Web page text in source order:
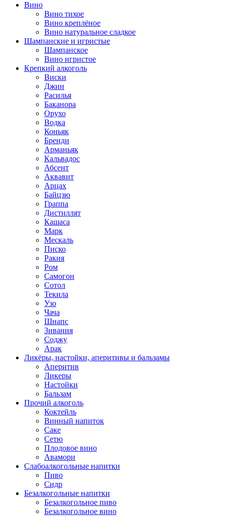
Вино
Вино тихое
Вино креплёное
Вино натуральное сладкое
Шампанские и игристые
Шампанское
Вино игристое
Крепкий алкоголь
Виски
Джин
Расилья
Баканора
Орухо
Водка
Коньяк
Бренди
Арманьяк
Кальвадос
Абсент
Аквавит
Арцах
Байцзю
Граппа
Дистиллят
Кашаса
Марк
Мескаль
Писко
Ракия
Ром
Самогон
Сотол
Текила
Узо
Чача
Шнапс
Зивания
Соджу
Арак
Ликёры, настойки, аперитивы и бальзамы
Аперитив
Ликеры
Настойки
Бальзам
Прочий алкоголь
Коктейль
Винный напиток
Саке
Сетю
Плодовое вино
Авамори
Слабоалкогольные напитки
Пиво
Сидр
Безалкогольные напитки
Безалкогольное пиво
Безалкогольное вино